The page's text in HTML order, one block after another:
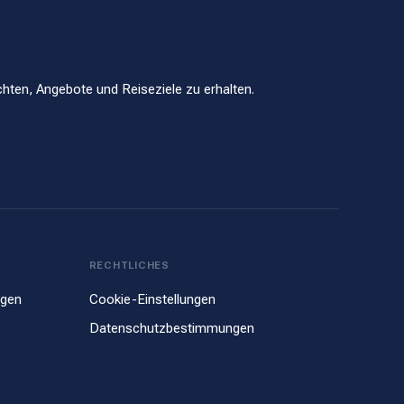
Angebote und Reiseziele zu erhalten.
RECHTLICHES
Cookie-Einstellungen
Datenschutzbestimmungen